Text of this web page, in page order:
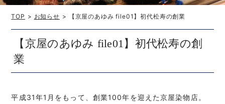
TOP > お知らせ > 【京屋のあゆみ file01】初代松寿の創業
【京屋のあゆみ file01】初代松寿の創
業
平成31年1月をもって、創業100年を迎えた京屋染物店。